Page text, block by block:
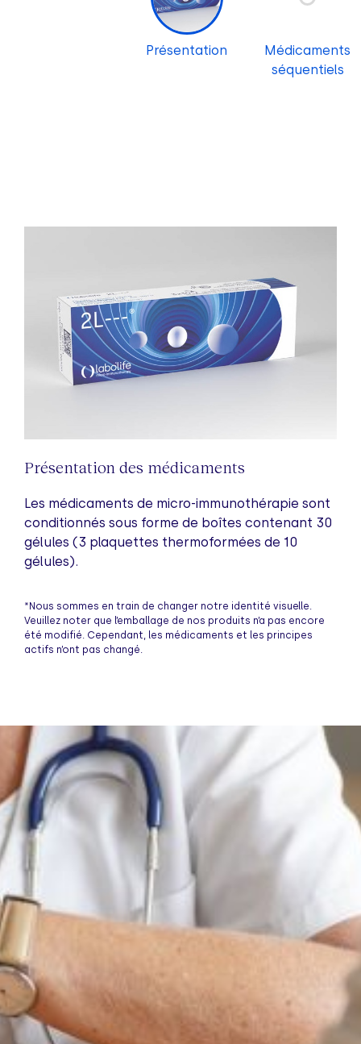
Présentation
Médicaments
séquentiels
Présentation des médicaments
Les médicaments de micro-immunothérapie sont
conditionnés sous forme de boîtes contenant 30
gélules (3 plaquettes thermoformées de 10
gélules).
*Nous sommes en train de changer notre identité visuelle.
Veuillez noter que l’emballage de nos produits n’a pas encore
été modifié. Cependant, les médicaments et les principes
actifs n’ont pas changé.